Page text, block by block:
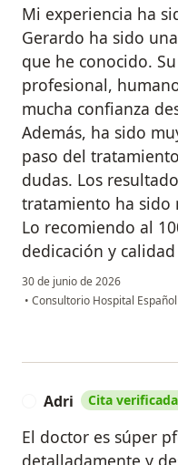
Mi experiencia ha
Gerardo ha sido
que he conocido.
profesional,
mucha confianza
Además, ha sido
paso del
dudas. Los
tratamiento ha sido
Lo recomiendo al
dedicación y
30 de junio de 2026
• Consultorio Hospital Español
Adri Cita verificada
El doctor es súper
detalladamente y